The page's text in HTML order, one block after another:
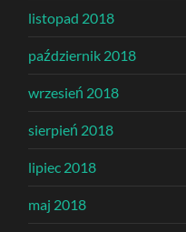
listopad 2018
październik 2018
wrzesień 2018
sierpień 2018
lipiec 2018
maj 2018